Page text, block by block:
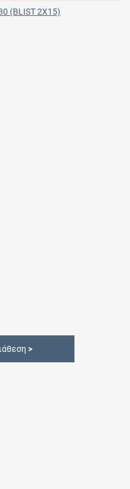
(BLIST 2X15)
>